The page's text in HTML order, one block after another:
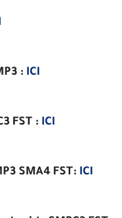
: ICI
FST : ICI
SMA4 FST: ICI